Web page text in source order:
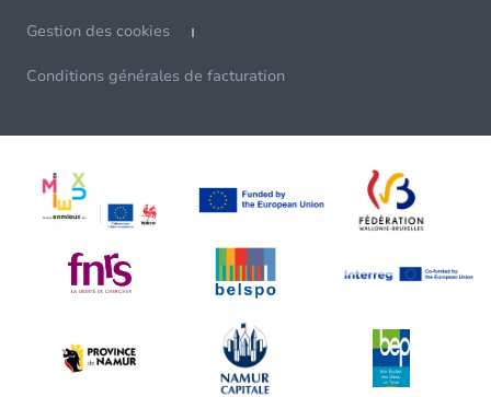
Gestion des cookies
Conditions générales de facturation